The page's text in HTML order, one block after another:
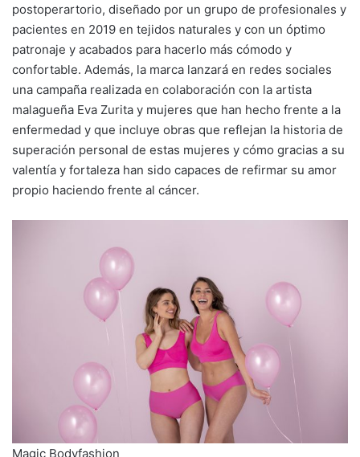
postoperartorio, diseñado por un grupo de profesionales y
pacientes en 2019 en tejidos naturales y con un óptimo
patronaje y acabados para hacerlo más cómodo y
confortable. Además, la marca lanzará en redes sociales
una campaña realizada en colaboración con la artista
malagueña Eva Zurita y mujeres que han hecho frente a la
enfermedad y que incluye obras que reflejan la historia de
superación personal de estas mujeres y cómo gracias a su
valentía y fortaleza han sido capaces de refirmar su amor
propio haciendo frente al cáncer.
Magic Bodyfashion